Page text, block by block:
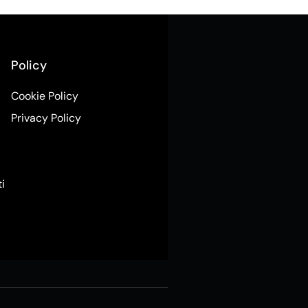
Policy
Cookie Policy
Privacy Policy